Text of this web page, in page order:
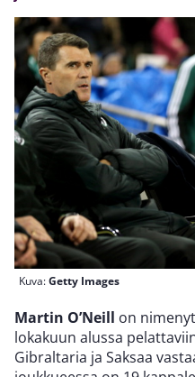
Kuva:Getty Images
Martin O’Neill on
lokakuun alussa
Gibraltaria ja Saksaa